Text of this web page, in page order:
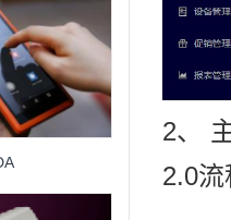
2、
2.0流